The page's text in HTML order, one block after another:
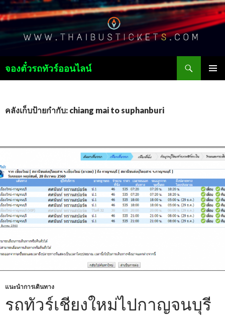
จองตั๋วรถทัวร์ออนไลน์
เนื้อหา
คลังเก็บป้ายกำกับ: chiang mai to suphanburi
แนะนำการเดินทาง
รถทัวร์เชียงใหม่ไปกาญจนบุรี